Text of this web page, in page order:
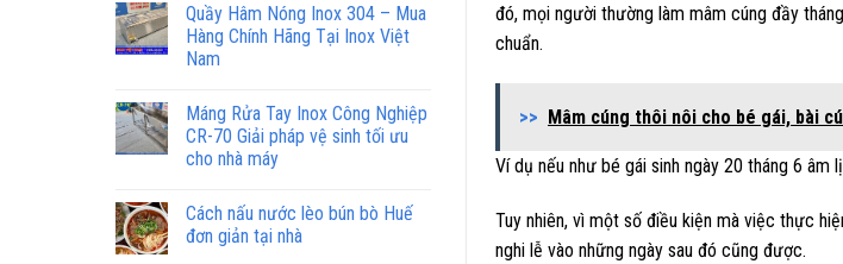
Quầy Hâm Nóng Inox 304 – Mua
Hàng Chính Hãng Tại Inox Việt
Nam
Máng Rửa Tay Inox Công Nghiệp
CR-70 Giải pháp vệ sinh tối ưu
cho nhà máy
Cách nấu nước lèo bún bò Huế
đơn giản tại nhà
đó, mọi người thường làm mâm cúng đầy
chuẩn.
>> Mâm cúng thôi nôi cho bé gái, bài
Ví dụ nếu như bé gái sinh ngày 20 tháng 6
Tuy nhiên, vì một số điều kiện mà việc thực
nghi lễ vào những ngày sau đó cũng được.